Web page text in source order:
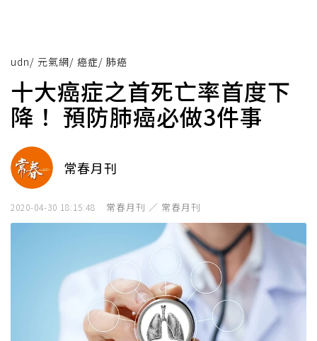
udn/ 元氣網/ 癌症/ 肺癌
十大癌症之首死亡率首度下
降！ 預防肺癌必做3件事
常春月刊
2020-04-30 18:15:48 常春月刊 ／ 常春月刊